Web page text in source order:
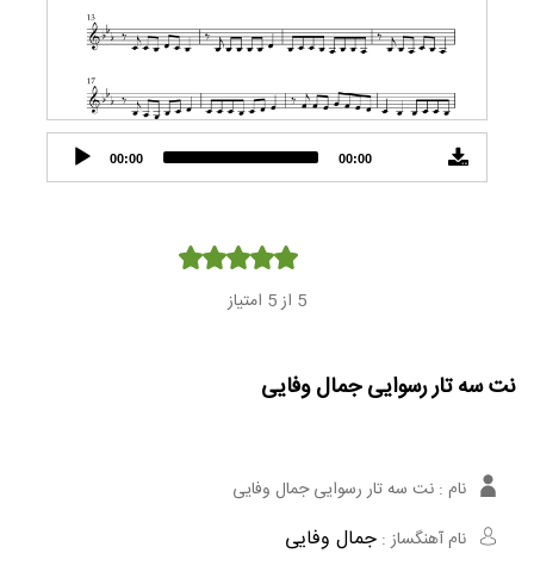
Audio
Player
00:00 00:00
5 از 5 امتیاز
نت سه تار رسوایی جمال وفایی
نام : نت سه تار رسوایی جمال وفایی
نام آهنگساز : جمال وفایی